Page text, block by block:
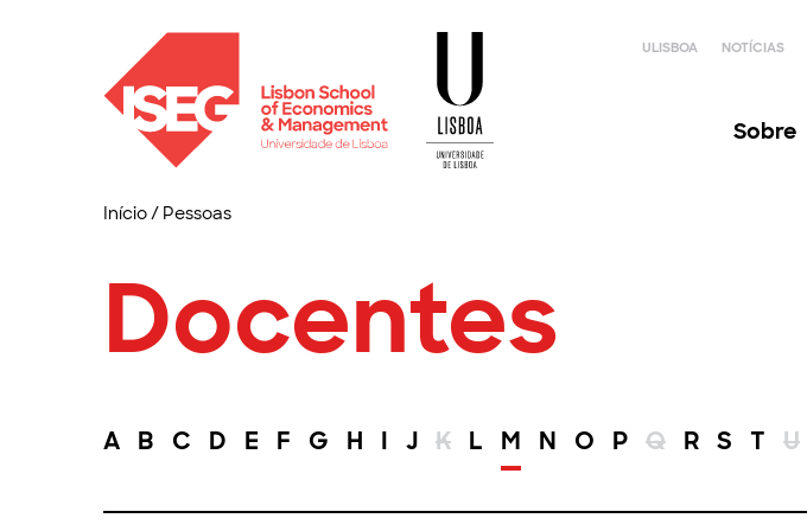
ULISBOA NOTÍCIAS
Sobre
Início/ Pessoas
Docentes
A B C D E F G H I J K L M N O P Q R S T U